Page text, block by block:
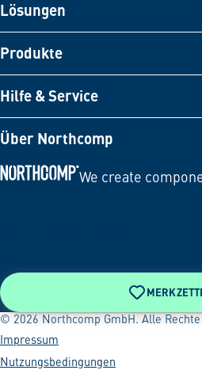
Lösungen
Produkte
Hilfe & Service
Über Northcomp
We create
© 2026 Northcomp GmbH. Alle
Impressum
Nutzungsbedingungen